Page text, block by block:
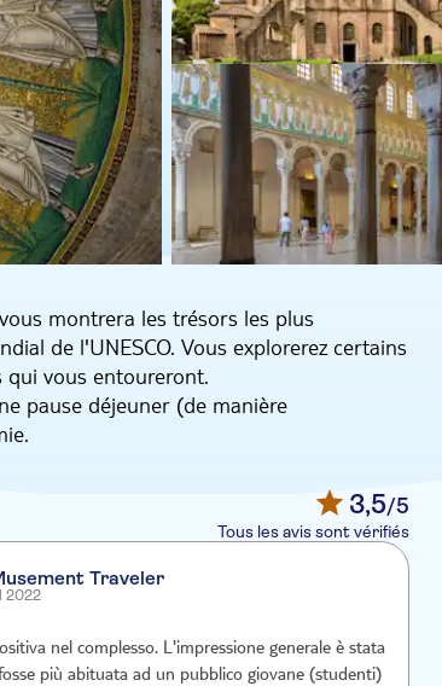
montrera les trésors les plus
de l'UNESCO. Vous explorerez certains
qui vous entoureront.
pause déjeuner (de manière
basilique San Vitale, le mausolée de
Sant'Apollinare Nuovo.
la pittoresque Piazza del Popolo. Vous
pourrez voir la tombe de Dante. En effet,
San Francesco.
3,5/5
Tous les avis sont vérifiés
Traveler
2022
nel complesso. L'impressione generale è stata
più abituata ad un pubblico giovane (studenti)